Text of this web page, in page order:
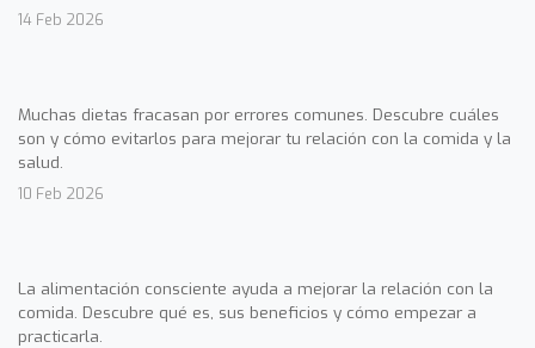
14 Feb 2026
Muchas dietas fracasan por errores comunes. Descubre cuáles
son y cómo evitarlos para mejorar tu relación con la comida y la
salud.
10 Feb 2026
La alimentación consciente ayuda a mejorar la relación con la
comida. Descubre qué es, sus beneficios y cómo empezar a
practicarla.